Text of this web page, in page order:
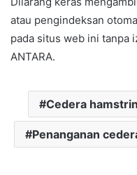
atau pengindeksan
pada situs web ini tanpa
ANTARA.
Cedera
Penanganan